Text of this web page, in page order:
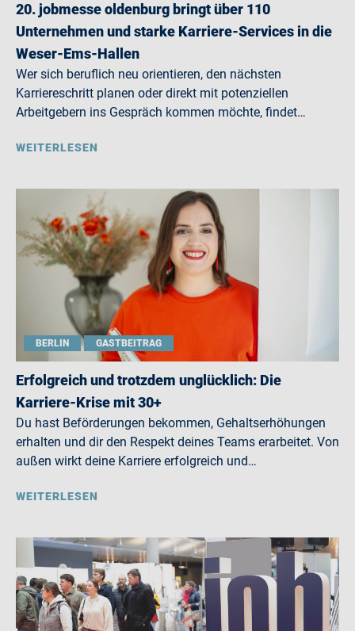
20. jobmesse oldenburg bringt über 110
Unternehmen und starke Karriere-Services in die
Weser-Ems-Hallen
Wer sich beruflich neu orientieren, den nächsten
Karriereschritt planen oder direkt mit potenziellen
Arbeitgebern ins Gespräch kommen möchte, findet…
WEITERLESEN
BERLIN GASTBEITRAG
Erfolgreich und trotzdem unglücklich: Die
Karriere-Krise mit 30+
Du hast Beförderungen bekommen, Gehaltserhöhungen
erhalten und dir den Respekt deines Teams erarbeitet. Von
außen wirkt deine Karriere erfolgreich und…
WEITERLESEN